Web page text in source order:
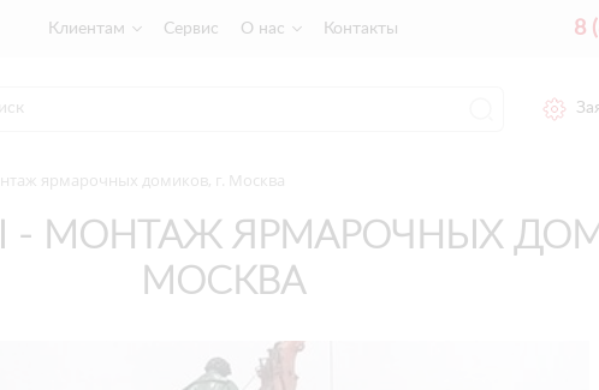
Клиентам Сервис О нас Контакты 8
ярмарочных домиков, г. Москва
- МОНТАЖ ЯРМАРОЧНЫХ
МОСКВА